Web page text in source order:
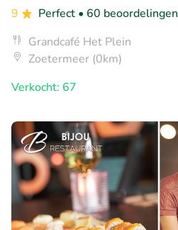
9
Perfect • 60 beoordelingen
Grandcafé Het Plein
Zoetermeer (0km)
Verkocht: 67